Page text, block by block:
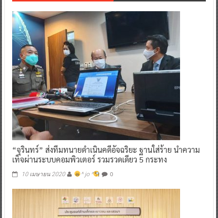
“จุรินทร์” ส่งทีมทนายดำเนินคดีอัจฉริยะ ฐานใส่ร้าย นำความ
เท็จผ่านระบบคอมพิวเตอร์ รวมรวดเดียว 5 กระทง
10 เมษายน 2020 ^ jo ^ 0